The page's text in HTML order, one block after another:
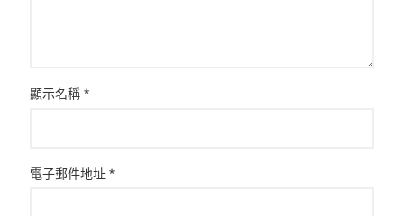
顯示名稱 *
電子郵件地址 *